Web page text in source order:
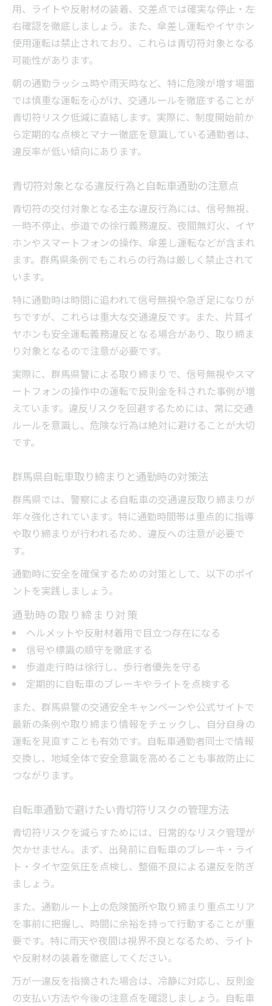
用、ライトや反射材の装着、交差点では確実な停止・左
右確認を徹底しましょう。また、傘差し運転やイヤホン
使用運転は禁止されており、これらは青切符対象となる
可能性があります。
朝の通勤ラッシュ時や雨天時など、特に危険が増す場面
では慎重な運転を心がけ、交通ルールを徹底することが
青切符リスク低減に直結します。実際に、制度開始前か
ら定期的な点検とマナー徹底を意識している通勤者は、
違反率が低い傾向にあります。
青切符対象となる違反行為と自転車通勤の注意点
青切符の交付対象となる主な違反行為には、信号無視、
一時不停止、歩道での徐行義務違反、夜間無灯火、イヤ
ホンやスマートフォンの操作、傘差し運転などが含まれ
ます。群馬県条例でもこれらの行為は厳しく禁止されて
います。
特に通勤時は時間に追われて信号無視や急ぎ足になりが
ちですが、これらは重大な交通違反です。また、片耳イ
ヤホンも安全運転義務違反となる場合があり、取り締ま
り対象となるので注意が必要です。
実際に、群馬県警による取り締まりで、信号無視やスマ
ートフォンの操作中の運転で反則金を科された事例が増
えています。違反リスクを回避するためには、常に交通
ルールを意識し、危険な行為は絶対に避けることが大切
です。
群馬県自転車取り締まりと通勤時の対策法
群馬県では、警察による自転車の交通違反取り締まりが
年々強化されています。特に通勤時間帯は重点的に指導
や取り締まりが行われるため、違反への注意が必要で
す。
通勤時に安全を確保するための対策として、以下のポイ
ントを実践しましょう。
通勤時の取り締まり対策
ヘルメットや反射材着用で目立つ存在になる
信号や標識の順守を徹底する
歩道走行時は徐行し、歩行者優先を守る
定期的に自転車のブレーキやライトを点検する
また、群馬県警の交通安全キャンペーンや公式サイトで
最新の条例や取り締まり情報をチェックし、自分自身の
運転を見直すことも有効です。自転車通勤者同士で情報
交換し、地域全体で安全意識を高めることも事故防止に
つながります。
自転車通勤で避けたい青切符リスクの管理方法
青切符リスクを減らすためには、日常的なリスク管理が
欠かせません。まず、出発前に自転車のブレーキ・ライ
ト・タイヤ空気圧を点検し、整備不良による違反を防ぎ
ましょう。
また、通勤ルート上の危険箇所や取り締まり重点エリア
を事前に把握し、時間に余裕を持って行動することが重
要です。特に雨天や夜間は視界不良となるため、ライト
や反射材の装着を徹底してください。
万が一違反を指摘された場合は、冷静に対応し、反則金
の支払い方法や今後の注意点を確認しましょう。自転車